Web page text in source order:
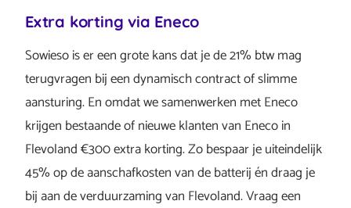
Extra korting via Eneco
Sowieso is er een grote kans dat je de 21% btw mag
terugvragen bij een dynamisch contract of slimme
aansturing. En omdat we samenwerken met Eneco
krijgen bestaande of nieuwe klanten van Eneco in
Flevoland €300 extra korting. Zo bespaar je uiteindelijk
45% op de aanschafkosten van de batterij én draag je
bij aan de verduurzaming van Flevoland. Vraag een